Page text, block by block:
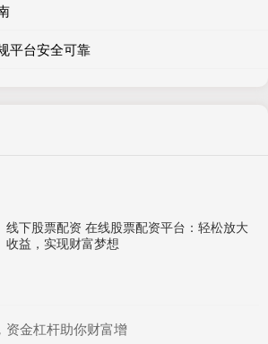
平台安全可靠
线下股票配资 在线股票配资平台：轻松放大
收益，实现财富梦想
资金杠杆助你财富增